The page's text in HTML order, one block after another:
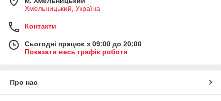
Хмельницький, Україна
Контакти
Сьогодні працює з 09:00 до 20:00
Показати весь графік роботи
Про нас